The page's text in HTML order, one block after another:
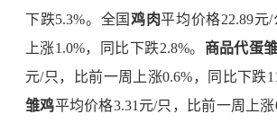
下跌5.3%。全国 鸡肉平均价格22.89元
上涨1.0%，同比下跌2.8%。 商品代蛋
元/只，比前一周上涨0.6%，同比下跌
雏鸡平均价格3.31元/只，比前一周上